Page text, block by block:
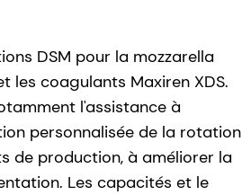
DSM pour la mozzarella
les coagulants Maxiren XDS.
l'assistance à
personnalisée de la rotation
de production, à améliorer la
Les capacités et le